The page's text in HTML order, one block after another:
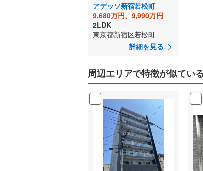
アデッソ新宿若松町
9,680万円、9,990万円
2LDK
東京都新宿区若松町
詳細を見る
周辺エリアで特徴が似てい